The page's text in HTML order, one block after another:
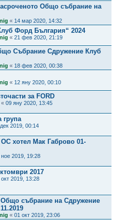
Общо събрание на
« 14 мар 2020, 14:32
Форд България“ 2024
« 21 фев 2020, 21:19
Събрание Сдружение Клуб
« 18 фев 2020, 00:38
« 12 яну 2020, 00:10
за FORD
« 09 яну 2020, 13:45
група
2019, 00:14
хотел Мак Габрово 01-
ное 2019, 19:28
2017
окт 2019, 13:28
Общо събрание на Сдружение
« 01 окт 2019, 23:06